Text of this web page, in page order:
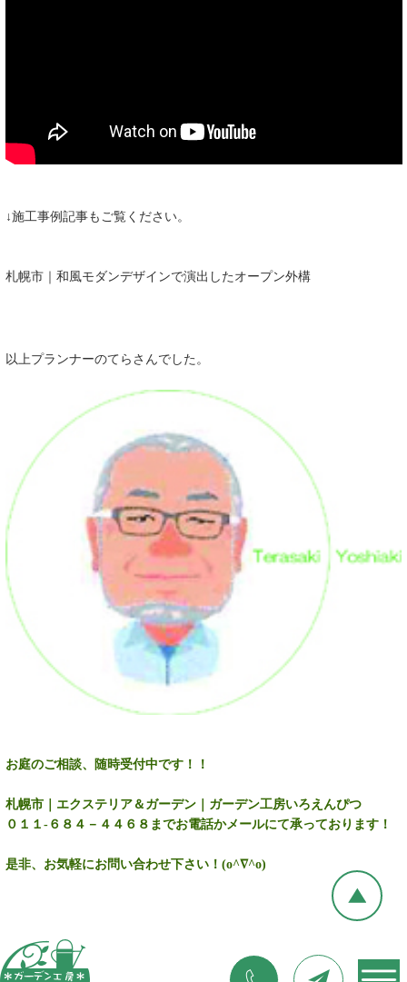
↓施工事例記事もご覧ください。
札幌市｜和風モダンデザインで演出したオープン外構
以上プランナーのてらさんでした。
お庭のご相談、随時受付中です！！
札幌市｜エクステリア＆ガーデン｜ガーデン工房いろえんぴつ
０１１-６８４－４４６８までお電話かメールにて承っております！
是非、お気軽にお問い合わせ下さい！(o^∇^o)